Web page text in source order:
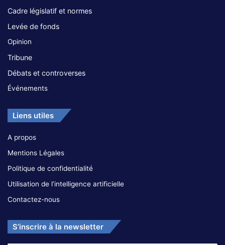
Cadre législatif et normes
Levée de fonds
Opinion
Tribune
Débats et controverses
Événements
Liens utiles
A propos
Mentions Légales
Politique de confidentialité
Utilisation de l’intelligence artificielle
Contactez-nous
S’inscrire à la newsletter